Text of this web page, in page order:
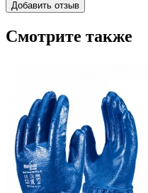
Смотрите также